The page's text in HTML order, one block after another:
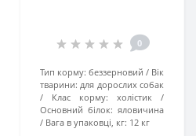
0
Тип корму: беззерновий
Вік
тварини: для дорослих собак
Клас корму:
холістик
Основний білок: яловичина
Вага в упаковці, кг: 12 кг